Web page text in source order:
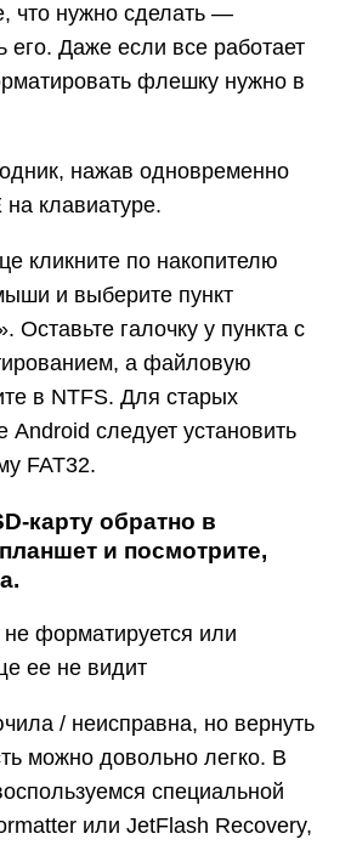
что нужно сделать —
его. Даже если все работает
флешку нужно в
нажав одновременно
клавиатуре.
кликните по накопителю
и выберите пункт
Оставьте галочку у пункта с
а файловую
в NTFS. Для старых
Android следует установить
FAT32.
карту обратно в
и посмотрите,
форматируется или
ее не видит
/ неисправна, но вернуть
можно довольно легко. В
специальной
или JetFlash Recovery,